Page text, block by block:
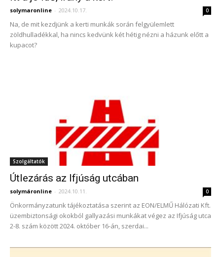
solymaronline - 2024.10.17. 0
Na, de mit kezdjünk a kerti munkák során felgyülemlett
zöldhulladékkal, ha nincs kedvünk két hétig nézni a házunk előtt a
kupacot?
Szolgáltatók
Útlezárás az Ifjúság utcában
solymáronline - 2024.10.11. 0
Önkormányzatunk tájékoztatása szerint az EON/ELMŰ Hálózati Kft.
üzembiztonsági okokból gallyazási munkákat végez az Ifjúság utca
2-8. szám között 2024. október 16-án, szerdai...